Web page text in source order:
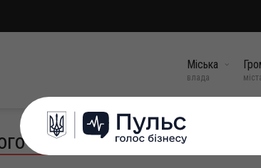
Міська
влада
комітету на листопад